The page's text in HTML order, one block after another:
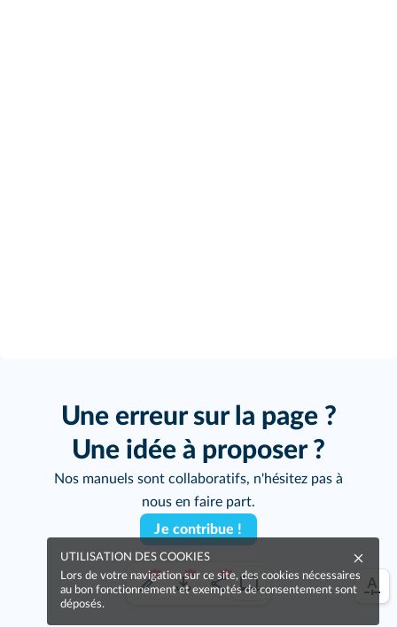
Une erreur sur la page ?
Une idée à proposer ?
Nos manuels sont collaboratifs, n'hésitez pas à
nous en faire part.
Je contribue !
UTILISATION DES COOKIES
Lors de votre navigation sur ce site, des cookies nécessaires
au bon fonctionnement et exemptés de consentement sont
déposés.